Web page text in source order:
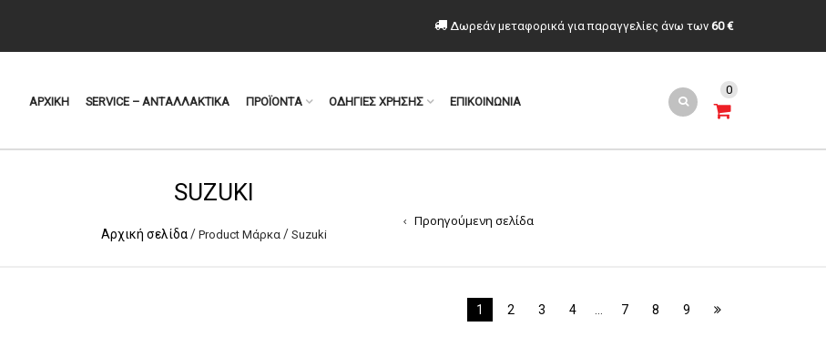
Δωρεάν μεταφορικά για παραγγελίες άνω των 60 €
ΑΡΧΙΚΗ SERVICE – ΑΝΤΑΛΛΑΚΤΙΚΑ ΠΡΟΪΟΝΤΑ ΟΔΗΓΙΕΣ ΧΡΗΣΗΣ ΕΠΙΚΟΙΝΩΝΙΑ
0
SUZUKI
Αρχική σελίδα/ Product Μάρκα / Suzuki
Προηγούμενη σελίδα
1 2 3 4 7 8 9